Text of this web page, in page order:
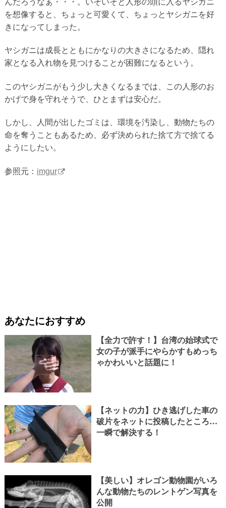
を想像すると、ちょっと可愛くて、ちょっとヤシガニを好
きになってしまった。
ヤシガニは成長とともにかなりの大きさになるため、隠れ
家となる入れ物を見つけることが困難になるという。
このヤシガニがもう少し大きくなるまでは、この人形のお
かげで身を守れそうで、ひとまずは安心だ。
しかし、人間が出したゴミは、環境を汚染し、動物たちの
命を奪うこともあるため、必ず決められた捨て方で捨てる
ようにしたい。
参照元： imgur
あなたにおすすめ
【全力で許す！】台湾の始球式で
女の子が派手にやらかすもめっち
ゃかわいいと話題に！
【ネットの力】ひき逃げした車の
破片をネットに投稿したところ…
一瞬で解決する！
【美しい】オレゴン動物園がいろ
んな動物たちのレントゲン写真を
公開